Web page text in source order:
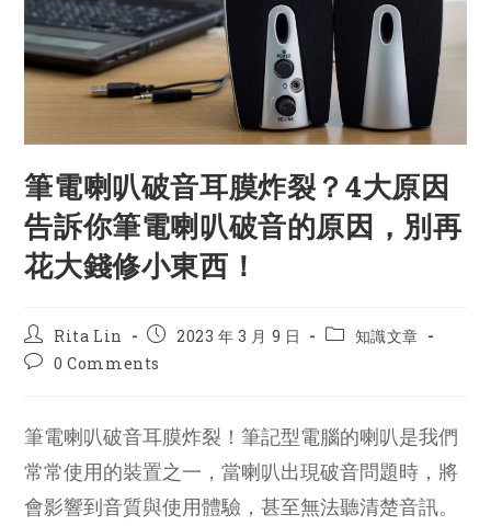
筆電喇叭破音耳膜炸裂？4大原因
告訴你筆電喇叭破音的原因，別再
花大錢修小東西！
Post
author:
Rita Lin
Post
published:
2023 年 3 月 9 日
Post知識文章
Post0 Comments
筆電喇叭破音耳膜炸裂！筆記型電腦的喇叭是我們
常常使用的裝置之一，當喇叭出現破音問題時，將
會影響到音質與使用體驗，甚至無法聽清楚音訊。